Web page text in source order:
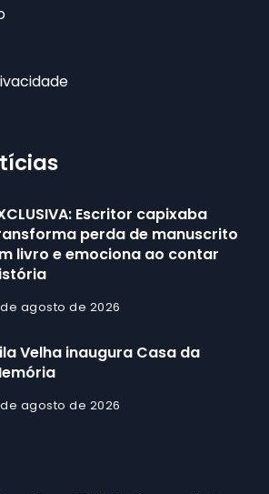
Escritor capixaba
perda de manuscrito
livro e emociona ao contar
agosto de 2026
Velha inaugura Casa da
agosto de 2026